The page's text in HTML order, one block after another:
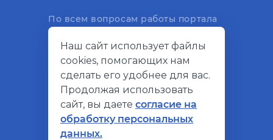
По всем вопросам работы портала
электронный адрес
support@socialkompas.ru
© Социальный компас, 2026
Наш сайт использует файлы
cookies, помогающих нам
сделать его удобнее для вас.
Продолжая использовать
сайт, вы даете согласие на
обработку персональных
данных.